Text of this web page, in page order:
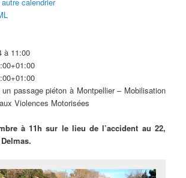
à 11:00
passage piéton à Montpellier – Mobilisation
Violences Motorisées
à 11h sur le lieu de l’accident au 22,